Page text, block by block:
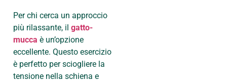
Per chi cerca un approccio
più rilassante, il gatto-
mucca è un’opzione
eccellente. Questo esercizio
è perfetto per sciogliere la
tensione nella schiena e